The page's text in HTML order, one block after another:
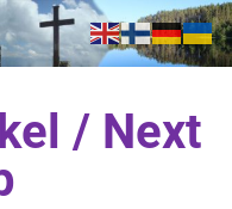
/ Next